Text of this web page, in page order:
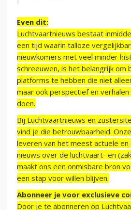
Even dit:
Luchtvaartnieuws bestaat
een tijd waarin talloze
nieuwkomers met veel minder
schreeuwen, is het belangrijk om
platforms te hebben die niet
maar ook perspectief en
doen.
Bij Luchtvaartnieuws en
vind je die betrouwbaarheid.
leveren van het meest actuele en
nieuws over de luchtvaart- en
maakt ons een onmisbare bron
een stap voor willen blijven.
Abonneer je voor exclusieve
Door je te abonneren op